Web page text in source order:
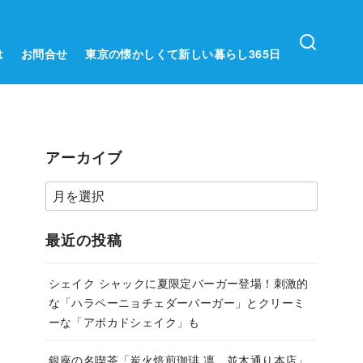
お問合せ 東京の懐かしくて新しい暮らし365日
アーカイブ
ア
ー
カ
ブ
最近の投稿
シェイク シャックに夏限定バーガー登場！刺激的
な「ハラペーニョチェダーバーガー」とクリーミ
ーな「アボカドシェイク」も
銀座の名喫茶「炭火焙煎珈琲.凛 並木通り本店」